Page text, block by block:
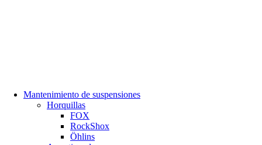
Mantenimiento de suspensiones
Horquillas
FOX
RockShox
Öhlins